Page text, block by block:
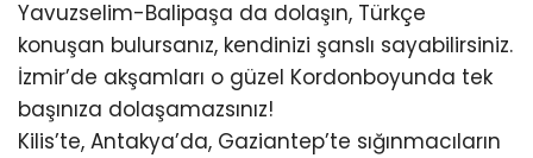
Yavuzselim-Balipaşa da dolaşın, Türkçe
konuşan bulursanız, kendinizi şanslı sayabilirsiniz.
İzmir’de akşamları o güzel Kordonboyunda tek
başınıza dolaşamazsınız!
Kilis’te, Antakya’da, Gaziantep’te sığınmacıların